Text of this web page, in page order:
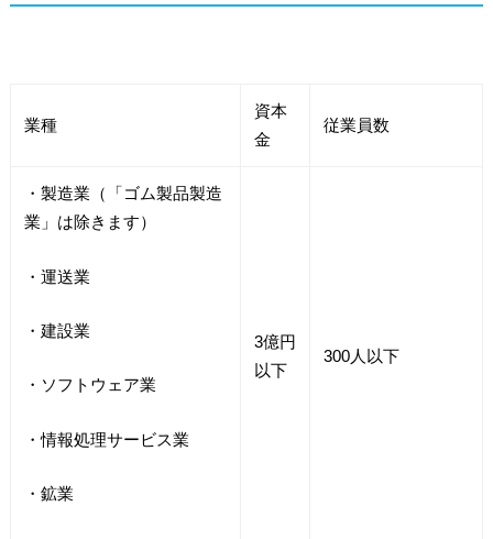
業種
資本
金
従業員数
・製造業（「ゴム製品製造
業」は除きます）
・運送業
・建設業
・ソフトウェア業
・情報処理サービス業
・鉱業
3億円
以下
300人以下